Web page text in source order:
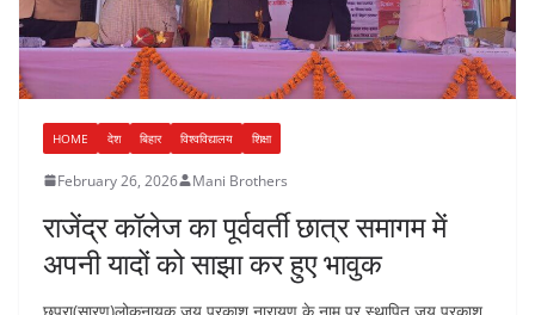
HOME देश बिहार विश्वविद्यालय शिक्षा
February 26, 2026 Mani Brothers
राजेंद्र कॉलेज का पूर्ववर्ती छात्र समागम में
अपनी यादों को साझा कर हुए भावुक